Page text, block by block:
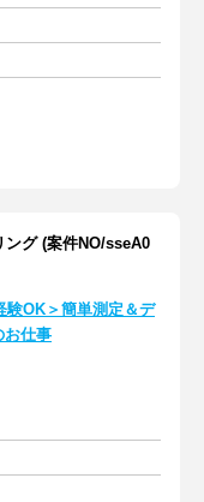
ング (案件NO/sseA0
験OK＞簡単測定＆デ
仕事